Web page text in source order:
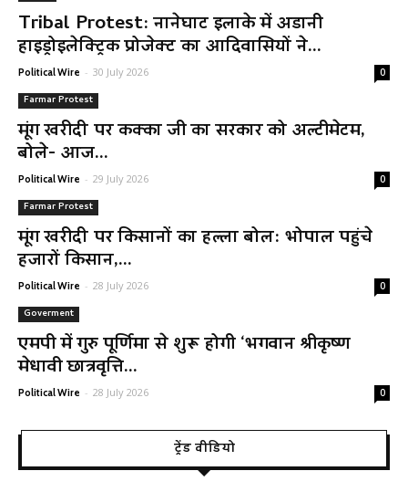
Tribal Protest: नानेघाट इलाके में अडानी
हाइड्रोइलेक्ट्रिक प्रोजेक्ट का आदिवासियों ने...
Political Wire - 30 July 2026 0
Farmar Protest
मूंग खरीदी पर कक्का जी का सरकार को अल्टीमेटम,
बोले- आज...
Political Wire - 29 July 2026 0
Farmar Protest
मूंग खरीदी पर किसानों का हल्ला बोल: भोपाल पहुंचे
हजारों किसान,...
Political Wire - 28 July 2026 0
Goverment
एमपी में गुरु पूर्णिमा से शुरू होगी ‘भगवान श्रीकृष्ण
मेधावी छात्रवृत्ति...
Political Wire - 28 July 2026 0
ट्रेंड वीडियो